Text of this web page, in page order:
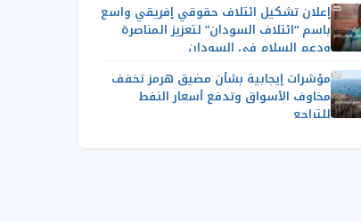
إعلان تشكيل ائتلاف حقوقي إفريقي واسع
باسم “ائتلاف السودان” لتعزيز المناصرة
ودعم السلام في السودان
مؤشرات إيجابية بشأن مضيق هرمز تخفف
مخاوف الأسواق وتدفع أسعار النفط
للتراجع